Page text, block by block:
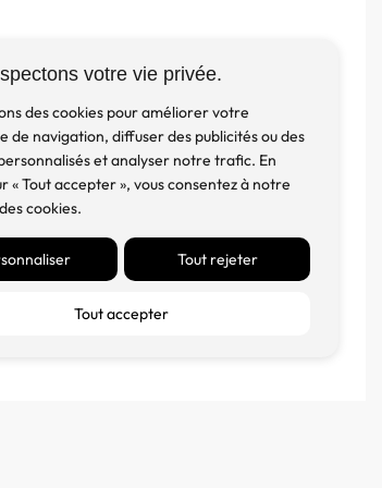
votre vie privée.
des cookies pour améliorer votre
de navigation, diffuser des publicités ou des
et analyser notre trafic. En
« Tout accepter », vous consentez à notre
cookies.
Tout rejeter
Tout accepter
FM Diffusion
Mentions Légales
À propos
Contact
Blog